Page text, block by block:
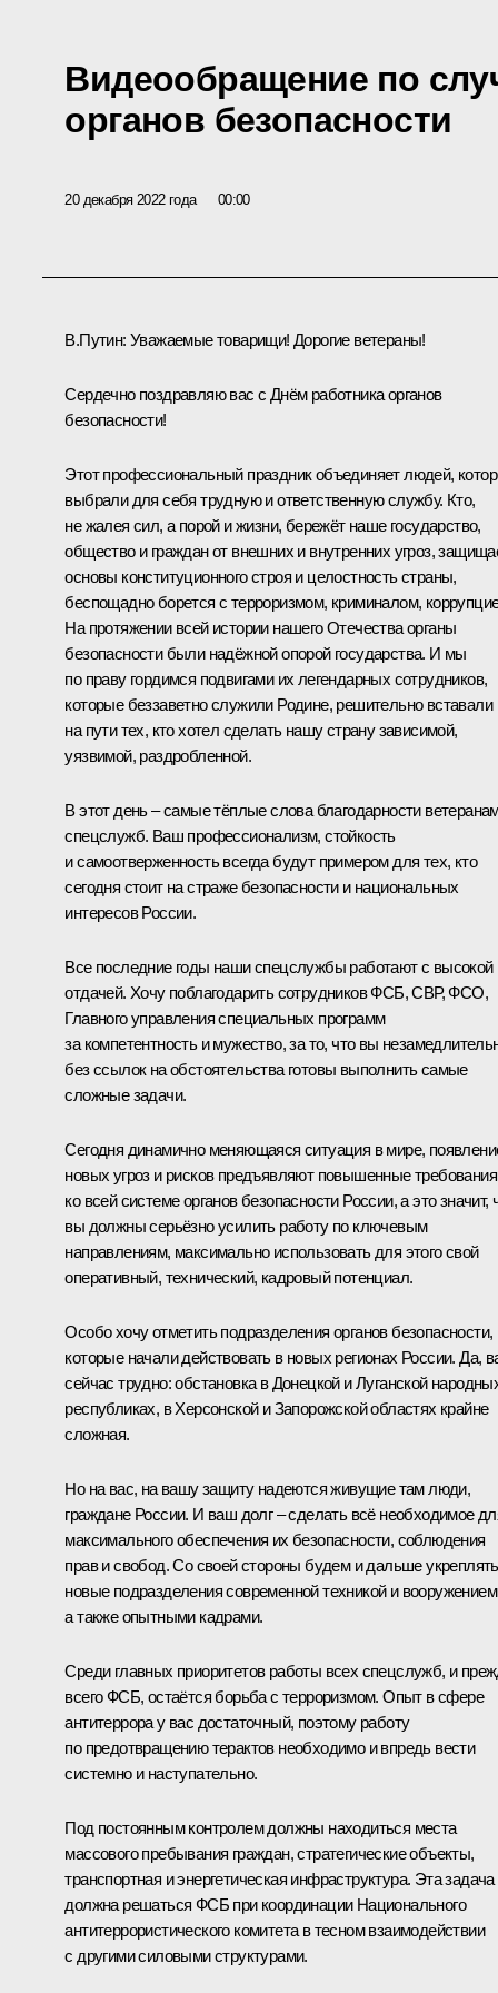
Видеообращение по
органов безопасности
20 декабря 2022 года 00:00
В.Путин: Уважаемые товарищи! Дорогие ветераны!
Сердечно поздравляю вас с Днём работника органов
безопасности!
Этот профессиональный праздник объединяет людей,
выбрали для себя трудную и ответственную службу. Кто,
не жалея сил, а порой и жизни, бережёт наше государство,
общество и граждан от внешних и внутренних угроз,
основы конституционного строя и целостность страны,
беспощадно борется с терроризмом, криминалом,
На протяжении всей истории нашего Отечества органы
безопасности были надёжной опорой государства. И мы
по праву гордимся подвигами их легендарных сотрудников,
которые беззаветно служили Родине, решительно вставали
на пути тех, кто хотел сделать нашу страну зависимой,
уязвимой, раздробленной.
В этот день – самые тёплые слова благодарности
спецслужб. Ваш профессионализм, стойкость
и самоотверженность всегда будут примером для тех, кто
сегодня стоит на страже безопасности и национальных
интересов России.
Все последние годы наши спецслужбы работают с высокой
отдачей. Хочу поблагодарить сотрудников ФСБ, СВР, ФСО,
Главного управления специальных программ
за компетентность и мужество, за то, что вы
без ссылок на обстоятельства готовы выполнить самые
сложные задачи.
Сегодня динамично меняющаяся ситуация в мире,
новых угроз и рисков предъявляют повышенные требования
ко всей системе органов безопасности России, а это значит,
вы должны серьёзно усилить работу по ключевым
направлениям, максимально использовать для этого свой
оперативный, технический, кадровый потенциал.
Особо хочу отметить подразделения органов безопасности,
которые начали действовать в новых регионах России. Да,
сейчас трудно: обстановка в Донецкой и Луганской
республиках, в Херсонской и Запорожской областях крайне
сложная.
Но на вас, на вашу защиту надеются живущие там люди,
граждане России. И ваш долг – сделать всё необходимое
максимального обеспечения их безопасности, соблюдения
прав и свобод. Со своей стороны будем и дальше укреплять
новые подразделения современной техникой и
а также опытными кадрами.
Среди главных приоритетов работы всех спецслужб, и
всего ФСБ, остаётся борьба с терроризмом. Опыт в сфере
антитеррора у вас достаточный, поэтому работу
по предотвращению терактов необходимо и впредь вести
системно и наступательно.
Под постоянным контролем должны находиться места
массового пребывания граждан, стратегические объекты,
транспортная и энергетическая инфраструктура. Эта задача
должна решаться ФСБ при координации Национального
антитеррористического комитета в тесном взаимодействии
с другими силовыми структурами.